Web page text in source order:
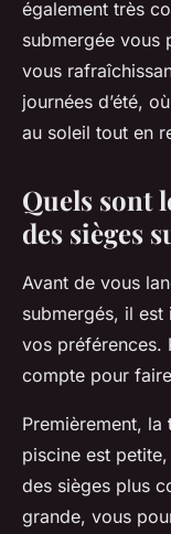
également très
submergée vous
vous
journées d’été,
au soleil tout en
Quels sont
des sièges
Avant de vous
submergés, il
vos préférences.
compte pour
Premièrement, la
piscine est
des sièges plus
grande, vous